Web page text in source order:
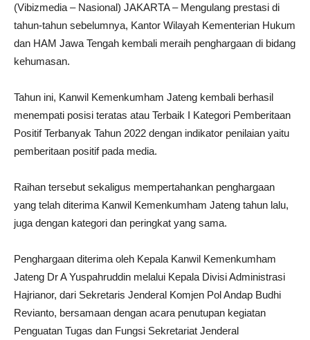
(Vibizmedia – Nasional) JAKARTA – Mengulang prestasi di
tahun-tahun sebelumnya, Kantor Wilayah Kementerian Hukum
dan HAM Jawa Tengah kembali meraih penghargaan di bidang
kehumasan.
Tahun ini, Kanwil Kemenkumham Jateng kembali berhasil
menempati posisi teratas atau Terbaik I Kategori Pemberitaan
Positif Terbanyak Tahun 2022 dengan indikator penilaian yaitu
pemberitaan positif pada media.
Raihan tersebut sekaligus mempertahankan penghargaan
yang telah diterima Kanwil Kemenkumham Jateng tahun lalu,
juga dengan kategori dan peringkat yang sama.
Penghargaan diterima oleh Kepala Kanwil Kemenkumham
Jateng Dr A Yuspahruddin melalui Kepala Divisi Administrasi
Hajrianor, dari Sekretaris Jenderal Komjen Pol Andap Budhi
Revianto, bersamaan dengan acara penutupan kegiatan
Penguatan Tugas dan Fungsi Sekretariat Jenderal